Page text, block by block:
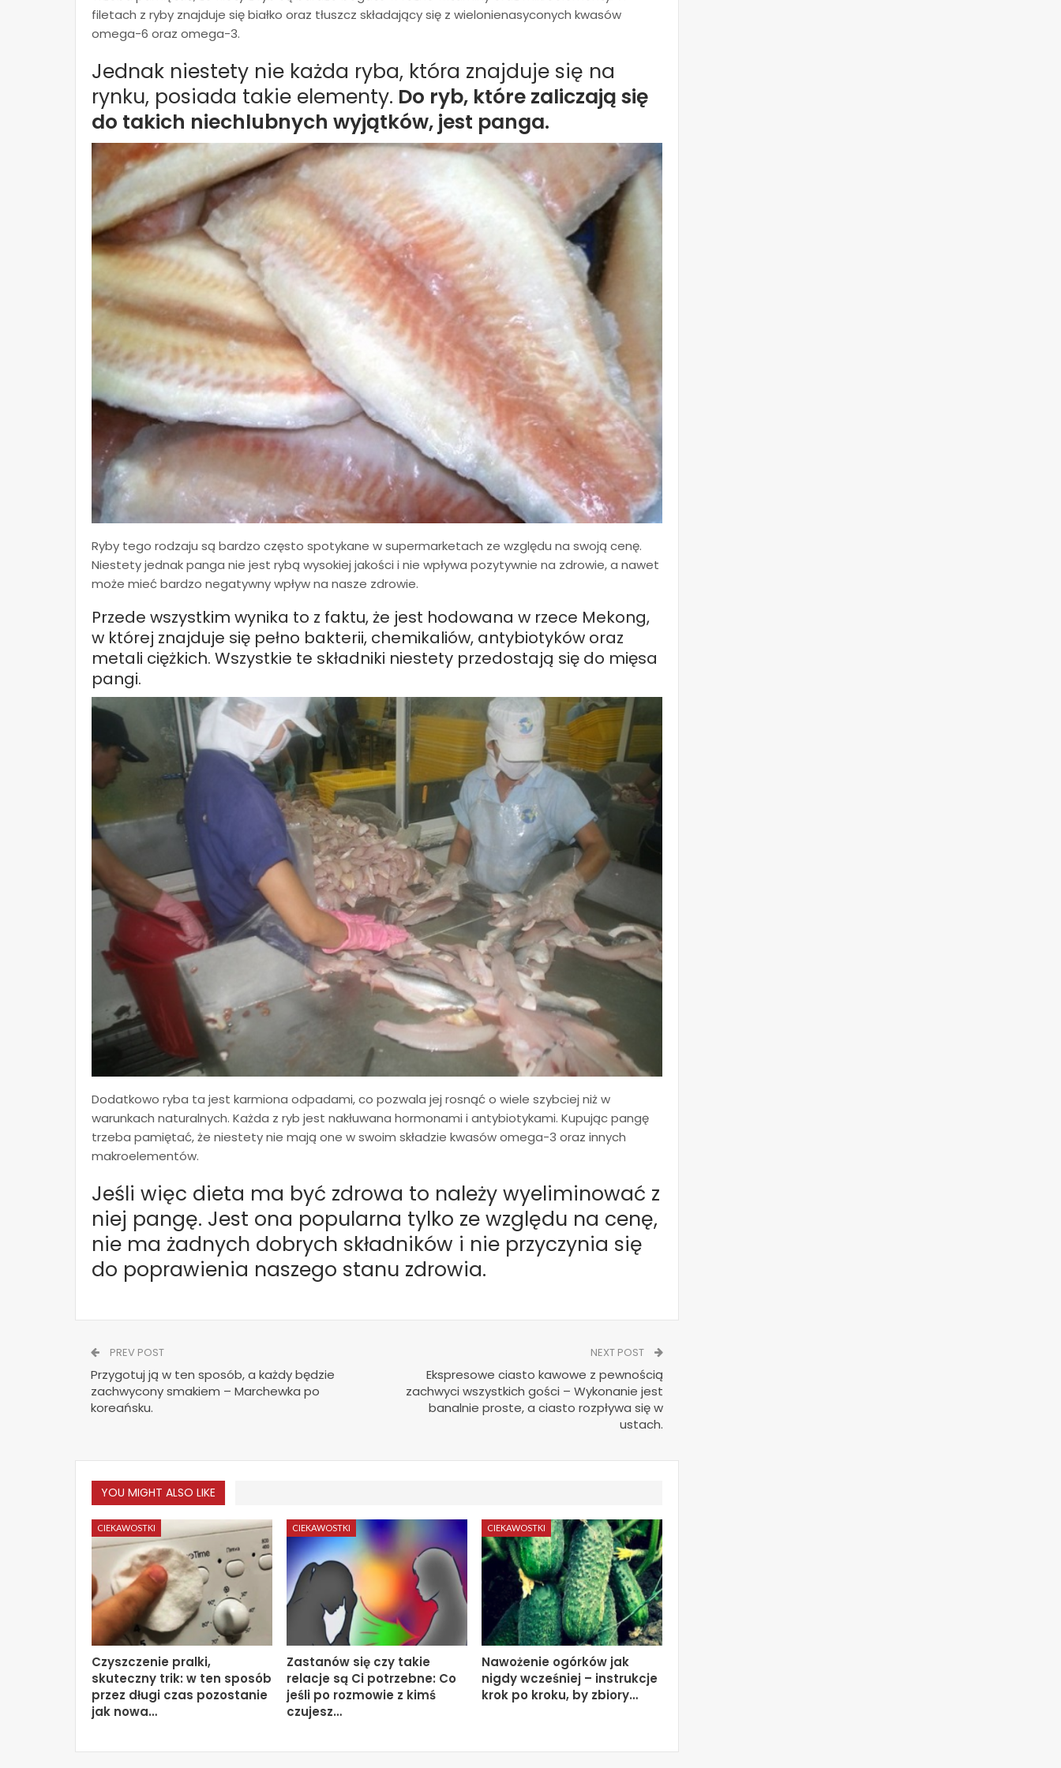
filetach z ryby znajduje się białko oraz tłuszcz składający się z wielonienasyconych kwasów
omega-6 oraz omega-3.
Jednak niestety nie każda ryba, która znajduje się na
rynku, posiada takie elementy. Do ryb, które zaliczają się
do takich niechlubnych wyjątków, jest panga.
Ryby tego rodzaju są bardzo często spotykane w supermarketach ze względu na swoją cenę.
Niestety jednak panga nie jest rybą wysokiej jakości i nie wpływa pozytywnie na zdrowie, a nawet
może mieć bardzo negatywny wpływ na nasze zdrowie.
Przede wszystkim wynika to z faktu, że jest hodowana w rzece Mekong,
w której znajduje się pełno bakterii, chemikaliów, antybiotyków oraz
metali ciężkich. Wszystkie te składniki niestety przedostają się do mięsa
pangi.
Dodatkowo ryba ta jest karmiona odpadami, co pozwala jej rosnąć o wiele szybciej niż w
warunkach naturalnych. Każda z ryb jest nakłuwana hormonami i antybiotykami. Kupując pangę
trzeba pamiętać, że niestety nie mają one w swoim składzie kwasów omega-3 oraz innych
makroelementów.
Jeśli więc dieta ma być zdrowa to należy wyeliminować z
niej pangę. Jest ona popularna tylko ze względu na cenę,
nie ma żadnych dobrych składników i nie przyczynia się
do poprawienia naszego stanu zdrowia.
PREV POST
Przygotuj ją w ten sposób, a każdy będzie
zachwycony smakiem – Marchewka po
koreańsku.
NEXT POST
Ekspresowe ciasto kawowe z pewnością
zachwyci wszystkich gości – Wykonanie jest
banalnie proste, a ciasto rozpływa się w
ustach.
YOU MIGHT ALSO LIKE
CIEKAWOSTKI
Czyszczenie pralki,
skuteczny trik: w ten sposób
przez długi czas pozostanie
jak nowa…
CIEKAWOSTKI
Zastanów się czy takie
relacje są Ci potrzebne: Co
jeśli po rozmowie z kimś
czujesz…
CIEKAWOSTKI
Nawożenie ogórków jak
nigdy wcześniej – instrukcje
krok po kroku, by zbiory…